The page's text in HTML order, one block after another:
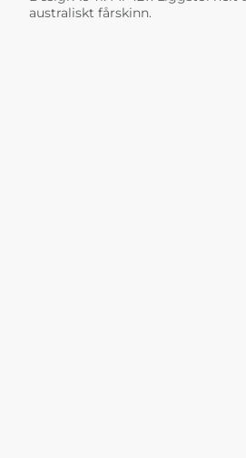
australiskt fårskinn.